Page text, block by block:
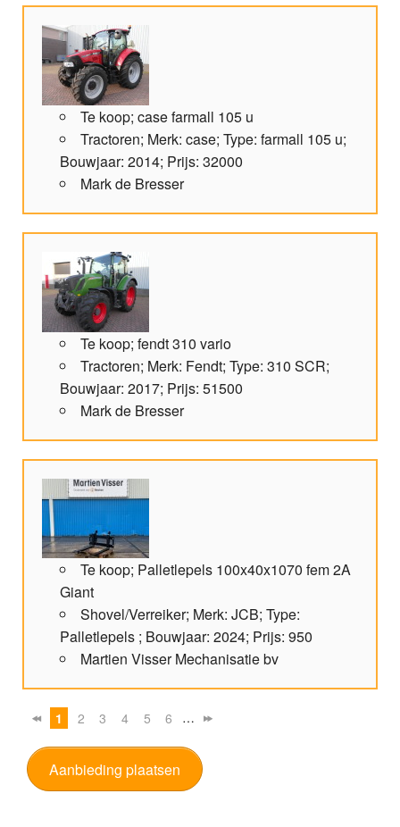
Te koop; case farmall 105 u
Tractoren; Merk: case; Type: farmall 105 u;
Bouwjaar: 2014; Prijs: 32000
Mark de Bresser
Te koop; fendt 310 vario
Tractoren; Merk: Fendt; Type: 310 SCR;
Bouwjaar: 2017; Prijs: 51500
Mark de Bresser
Te koop; Palletlepels 100x40x1070 fem 2A
Giant
Shovel/Verreiker; Merk: JCB; Type:
Palletlepels ; Bouwjaar: 2024; Prijs: 950
Martien Visser Mechanisatie bv
1 2 3 4 5 6 …
Aanbieding plaatsen